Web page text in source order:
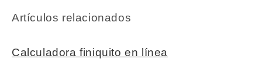
Artículos relacionados
Calculadora finiquito en línea